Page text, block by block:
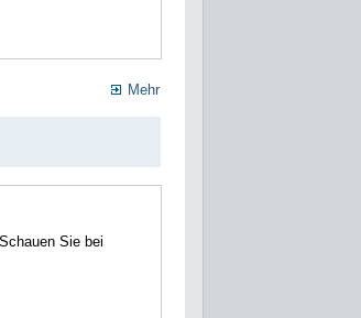
Mehr
Sie bei